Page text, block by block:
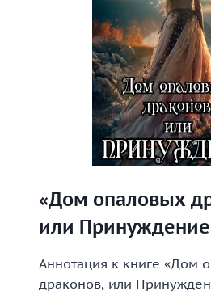
«Дом опаловых
или
Аннотация к книге «Дом
драконов, или